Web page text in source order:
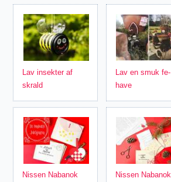
Lav insekter af
skrald
Lav en smuk fe-
have
Nissen Nabanok
Nissen Nabanok